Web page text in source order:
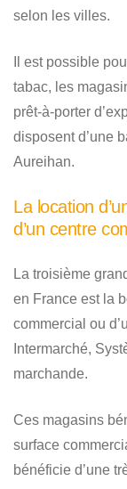
selon les villes.
Il est possible
tabac, les
prêt-à-porter
disposent d’une
Aureihan.
La location
d’un centre
La troisième
en France est la
commercial ou
Intermarché,
marchande.
Ces magasins
surface
bénéficie d’une